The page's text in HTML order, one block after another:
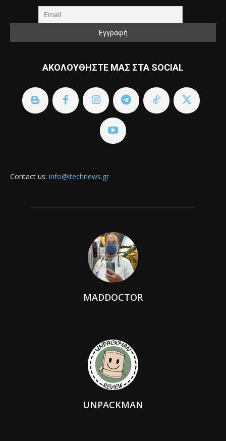
ΑΚΟΛΟΥΘΗΣΤΕ ΜΑΣ ΣΤΑ SOCIAL
Contact us: info@itechnews.gr
MADDOCTOR
UNPACKMAN